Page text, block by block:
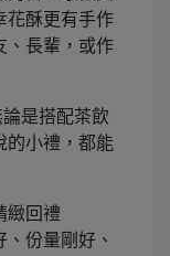
花酥更有手作
、長輩，或作
是搭配茶飲
的小禮，都能
緻回禮
份量剛好、